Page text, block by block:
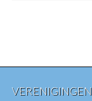
VERENIGINGEN